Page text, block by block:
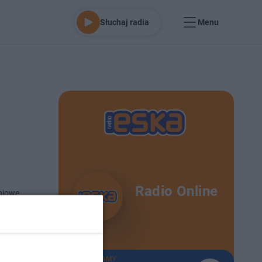
Słuchaj radia Menu
Radio Online
TERAZ GRAMY